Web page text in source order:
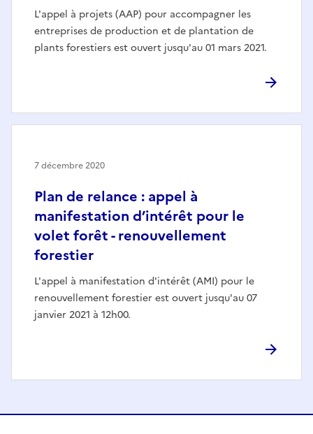
L'appel à projets (AAP) pour accompagner les
entreprises de production et de plantation de
plants forestiers est ouvert jusqu'au 01 mars 2021.
Plan de relance : appel à
manifestation d’intérêt pour le
volet forêt - renouvellement
forestier
L'appel à manifestation d'intérêt (AMI) pour le
renouvellement forestier est ouvert jusqu'au 07
janvier 2021 à 12h00.
7 décembre 2020